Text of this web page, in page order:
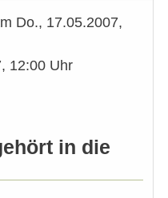
Do., 17.05.2007,
12:00 Uhr
in die